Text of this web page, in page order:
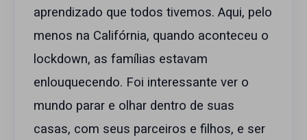
aprendizado que todos tivemos. Aqui, pelo
menos na Califórnia, quando aconteceu o
lockdown, as famílias estavam
enlouquecendo. Foi interessante ver o
mundo parar e olhar dentro de suas
casas, com seus parceiros e filhos, e ser